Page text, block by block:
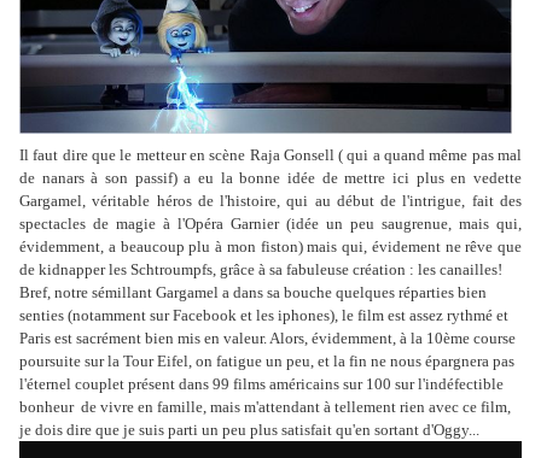
Il faut dire que le metteur en scène Raja Gonsell ( qui a quand même pas mal
de nanars à son passif) a eu la bonne idée de mettre ici plus en vedette
Gargamel, véritable héros de l'histoire, qui au début de l'intrigue, fait des
spectacles de magie à l'Opéra Garnier (idée un peu saugrenue, mais qui,
évidemment, a beaucoup plu à mon fiston) mais qui, évidement ne rêve que
de kidnapper les Schtroumpfs, grâce à sa fabuleuse création : les canailles!
Bref, notre sémillant Gargamel a dans sa bouche quelques réparties bien
senties (notamment sur Facebook et les iphones), le film est assez rythmé et
Paris est sacrément bien mis en valeur. Alors, évidemment, à la 10ème course
poursuite sur la Tour Eifel, on fatigue un peu, et la fin ne nous épargnera pas
l'éternel couplet présent dans 99 films américains sur 100 sur l'indéfectible
bonheur de vivre en famille, mais m'attendant à tellement rien avec ce film,
je dois dire que je suis parti un peu plus satisfait qu'en sortant d'Oggy...